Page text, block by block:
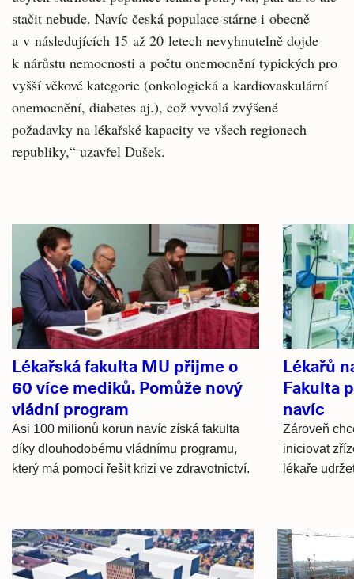
stačit nebude. Navíc česká populace stárne i obecně
a v následujících 15 až 20 letech nevyhnutelně dojde
k nárůstu nemocnosti a počtu onemocnění typických pro
vyšší věkové kategorie (onkologická a kardiovaskulární
onemocnění, diabetes aj.), což vyvolá zvýšené
požadavky na lékařské kapacity ve všech regionech
republiky,“ uzavřel Dušek.
Související
články
Lékařská fakulta MU přijme o
60 více mediků. Pomůže nový
vládní program
Asi 100 milionů korun navíc získá fakulta
díky dlouhodobému vládnímu programu,
který má pomoci řešit krizi ve zdravotnictví.
Lékařů
Fakulta
navíc
Zároveň
iniciovat
lékaře
Hlavní
novinky